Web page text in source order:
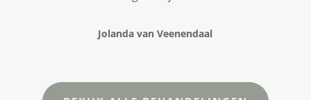
Jolanda van Veenendaal